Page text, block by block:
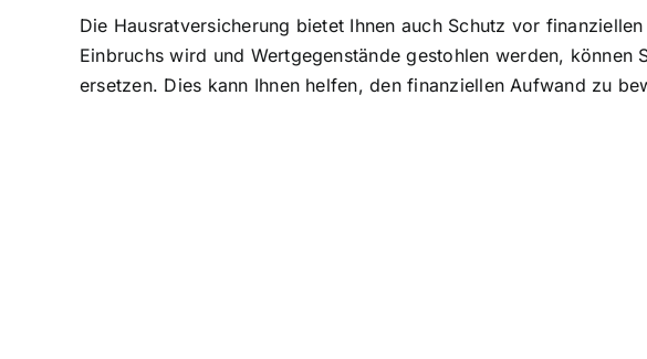
Die Hausratversicherung bietet Ihnen auch Schutz vor
Einbruchs wird und Wertgegenstände gestohlen werden,
ersetzen. Dies kann Ihnen helfen, den finanziellen Aufwand zu